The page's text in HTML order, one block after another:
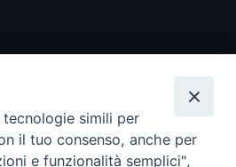
simili per
il tuo consenso, anche per
e funzionalità semplici",